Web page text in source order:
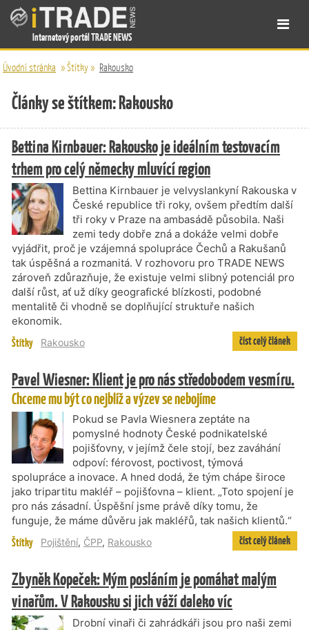
Internetový portál TRADE NEWS
Úvodní stránka »Štítky» Rakousko
Články se štítkem: Rakousko
Bettina Kirnbauer: Rakousko je ideálním testovacím
trhem pro celý německy mluvící region
Bettina Kirnbauer je velvyslankyní Rakouska v
České republice tři roky, ovšem předtím další
tři roky v Praze na ambasádě působila. Naši
zemi tedy dobře zná a dokáže velmi dobře
vyjádřit, proč je vzájemná spolupráce Čechů a Rakušanů
tak úspěšná a rozmanitá. V rozhovoru pro TRADE NEWS
zároveň zdůrazňuje, že existuje velmi slibný potenciál pro
další růst, ať už díky geografické blízkosti, podobné
mentalitě či vhodně se doplňující struktuře našich
ekonomik.
Štítky Rakousko číst celý článek
Pavel Wiesner: Klient je pro nás středobodem vesmíru.
Chceme mu být co nejblíž a výzev se nebojíme
Pokud se Pavla Wiesnera zeptáte na
pomyslné hodnoty České podnikatelské
pojišťovny, v jejímž čele stojí, bez zaváhání
odpoví: férovost, poctivost, týmová
spolupráce a inovace. A hned dodá, že tým chápe široce
jako tripartitu makléř – pojišťovna – klient. „Toto spojení je
pro nás zásadní. Úspěšní jsme právě díky tomu, že
funguje, že máme důvěru jak makléřů, tak našich klientů.“
Štítky Pojištění, ČPP, Rakousko číst celý článek
Zbyněk Kopeček: Mým posláním je pomáhat malým
vinařům. V Rakousku si jich váží daleko víc
Drobní vinaři či zahrádkáři jsou pro naši zemi